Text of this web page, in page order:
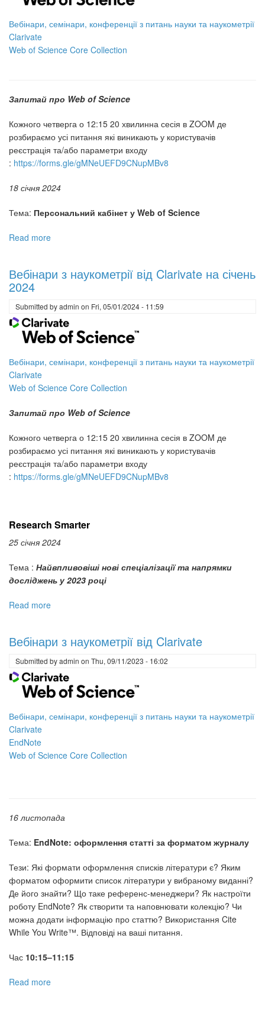
2024
Вебінари, семінари, конференції з питань науки та наукометрії
Clarivate
Web of Science Core Collection
Запитай про Web of Science
Кожного четверга о 12:15 20 хвилинна сесія в ZOOM де
розбираємо усі питання які виникають у користувачів
реєстрація та/або параметри входу
: https://forms.gle/gMNeUEFD9CNupMBv8
18 січня 2024
Тема: Персональний кабінет у Web of Science
Read more
наукометрії
Clarivate
січень
2024
Вебінари з наукометрії від Clarivate на січень
2024
Submitted byadmin on Fri, 05/01/2024 - 11:59
Вебінари, семінари, конференції з питань науки та наукометрії
Clarivate
Web of Science Core Collection
Запитай про Web of Science
Кожного четверга о 12:15 20 хвилинна сесія в ZOOM де
розбираємо усі питання які виникають у користувачів
реєстрація та/або параметри входу
: https://forms.gle/gMNeUEFD9CNupMBv8
Research Smarter
25 січня 2024
Тема : Найвпливовіші нові спеціалізації та напрямки
досліджень у 2023 році
Read more
наукометрії
від
Clarivate
на
січень
Вебінари з наукометрії від Clarivate
Submitted byadmin on Thu, 09/11/2023 - 16:02
Вебінари, семінари, конференції з питань науки та наукометрії
Clarivate
EndNote
Web of Science Core Collection
16 листопада
Тема: EndNote: оформлення статті за форматом журналу
Тези: Які формати оформлення списків літератури є? Яким
форматом оформити список літератури у вибраному виданні?
Де його знайти? Що таке референс-менеджери? Як настроїти
роботу EndNote? Як створити та наповнювати колекцію? Чи
можна додати інформацію про статтю? Використання Cite
While You Write™. Відповіді на ваші питання.
Час 10:15–11:15
Read more